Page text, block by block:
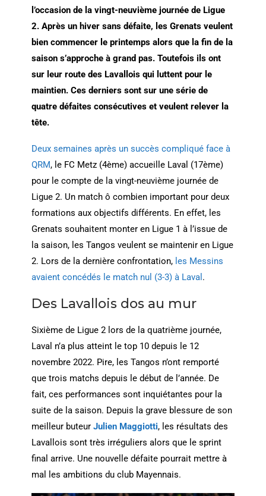
l’occasion de la vingt-neuvième journée de Ligue
2. Après un hiver sans défaite, les Grenats veulent
bien commencer le printemps alors que la fin de la
saison s’approche à grand pas. Toutefois ils ont
sur leur route des Lavallois qui luttent pour le
maintien. Ces derniers sont sur une série de
quatre défaites consécutives et veulent relever la
tête.
Deux semaines après un succès compliqué face à
QRM, le FC Metz (4ème) accueille Laval (17ème)
pour le compte de la vingt-neuvième journée de
Ligue 2. Un match ô combien important pour deux
formations aux objectifs différents. En effet, les
Grenats souhaitent monter en Ligue 1 à l’issue de
la saison, les Tangos veulent se maintenir en Ligue
2. Lors de la dernière confrontation, les Messins
avaient concédés le match nul (3-3) à Laval .
Des Lavallois dos au mur
Sixième de Ligue 2 lors de la quatrième journée,
Laval n’a plus atteint le top 10 depuis le 12
novembre 2022. Pire, les Tangos n’ont remporté
que trois matchs depuis le début de l’année. De
fait, ces performances sont inquiétantes pour la
suite de la saison. Depuis la grave blessure de son
meilleur buteur Julien Maggiotti, les résultats des
Lavallois sont très irréguliers alors que le sprint
final arrive. Une nouvelle défaite pourrait mettre à
mal les ambitions du club Mayennais.